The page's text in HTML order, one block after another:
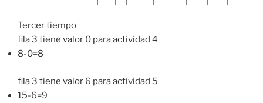
Tercer tiempo
fila 3 tiene valor 0 para actividad 4
8-0=8
fila 3 tiene valor 6 para actividad 5
15-6=9